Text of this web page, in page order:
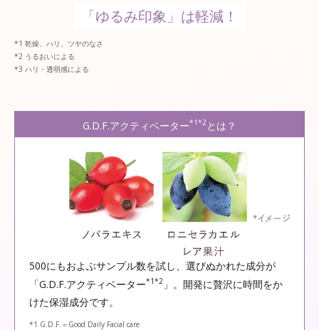
「ゆるみ印象」は軽減！
乾燥、ハリ、ツヤのなさ
うるおいによる
ハリ・透明感による
G.D.F.アクティベーター*1*2 とは？
500にもおよぶサンプル数を試し、選びぬかれた成分が
「G.D.F.アクティベーター*1*2 」。開発に贅沢に時間をか
けた保湿成分です。
*1 G.D.F.＝Good Daily Facial care